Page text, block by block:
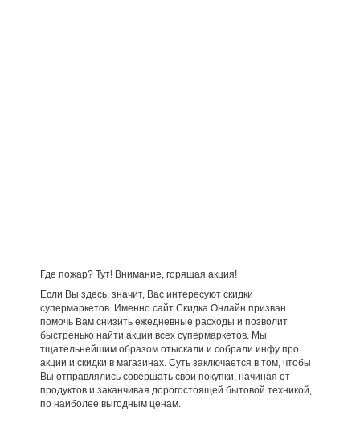
Где пожар? Тут! Внимание, горящая акция!
Если Вы здесь, значит, Вас интересуют скидки
супермаркетов. Именно сайт Скидка Онлайн призван
помочь Вам снизить ежедневные расходы и позволит
быстренько найти акции всех супермаркетов. Мы
тщательнейшим образом отыскали и собрали инфу про
акции и скидки в магазинах. Суть заключается в том, чтобы
Вы отправлялись совершать свои покупки, начиная от
продуктов и заканчивая дорогостоящей бытовой техникой,
по наиболее выгодным ценам.